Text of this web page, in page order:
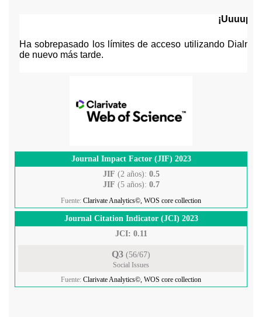
Journal Impact Factor (JIF) 2023
JIF (2 años): 0.5
JIF (5 años): 0.7
Fuente: Clarivate Analytics©, WOS core collection
Journal Citation Indicator (JCI) 2023
JCI: 0.11
Q3 (56/67)
Social Issues
Fuente: Clarivate Analytics©, WOS core collection